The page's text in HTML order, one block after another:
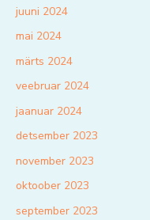
juuni 2024
mai 2024
märts 2024
veebruar 2024
jaanuar 2024
detsember 2023
november 2023
oktoober 2023
september 2023